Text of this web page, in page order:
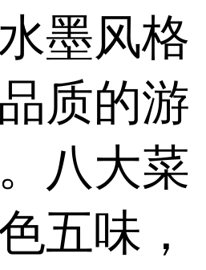
墨风格
质的游
八大菜
五味，